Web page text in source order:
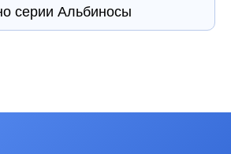
серии Альбиносы